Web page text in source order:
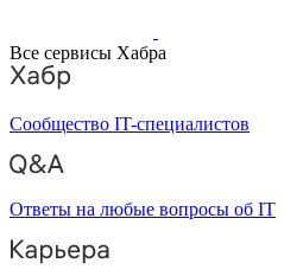
Все сервисы Хабра
Сообщество IT-специалистов
Ответы на любые вопросы об IT